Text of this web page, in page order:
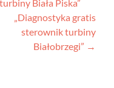
Biała Piska”
„Diagnostyka gratis
sterownik turbiny
Białobrzegi” →